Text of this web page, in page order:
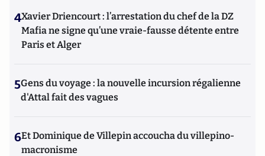
4Xavier Driencourt : l’arrestation du chef de la DZ
Mafia ne signe qu’une vraie-fausse détente entre
Paris et Alger
5Gens du voyage : la nouvelle incursion régalienne
d'Attal fait des vagues
6Et Dominique de Villepin accoucha du villepino-
macronisme